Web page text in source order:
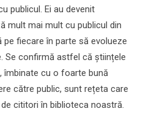
publicul. Ei au devenit
mult mai mult cu publicul din
fiecare în parte să evolueze
Se confirmă astfel că științele
îmbinate cu o foarte bună
către public, sunt rețeta care
cititori în biblioteca noastră.